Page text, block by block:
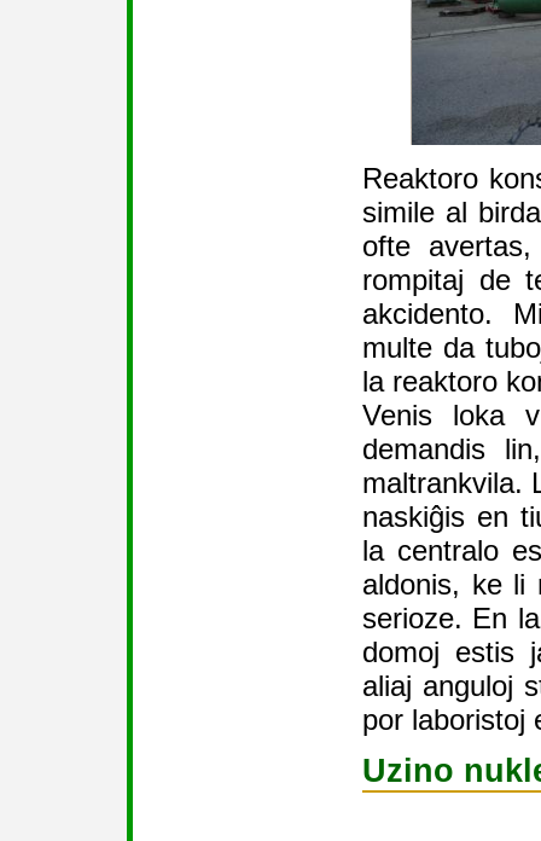
Reaktoro
simile al
ofte
rompitaj de
akcidento.
multe da
la reaktoro
Venis loka
demandis
maltrankvila.
naskiĝis en
la centralo
aldonis, ke li
serioze. En
domoj estis
aliaj anguloj
por laboristoj
Uzino